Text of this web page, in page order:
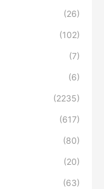
(26)
(102)
(7)
(6)
(2235)
(617)
(80)
(20)
(63)